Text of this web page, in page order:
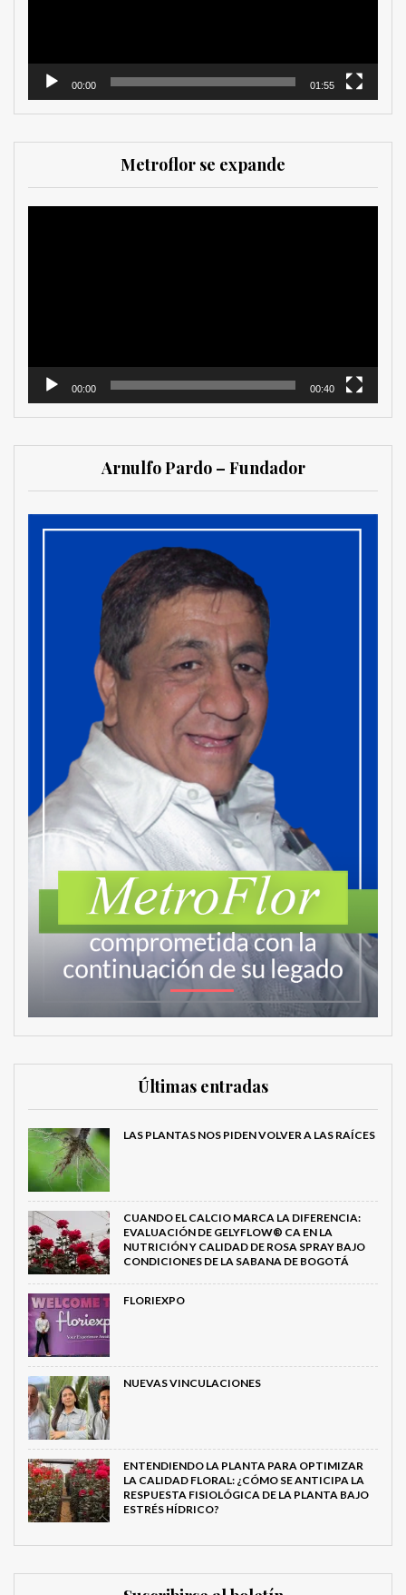
00:00 01:55
Metroflor se expande
00:00 00:40
Arnulfo Pardo – Fundador
Últimas entradas
LAS PLANTAS NOS PIDEN VOLVER A LAS RAÍCES
CUANDO EL CALCIO MARCA LA DIFERENCIA:
EVALUACIÓN DE GELYFLOW® CA EN LA
NUTRICIÓN Y CALIDAD DE ROSA SPRAY BAJO
CONDICIONES DE LA SABANA DE BOGOTÁ
FLORIEXPO
NUEVAS VINCULACIONES
ENTENDIENDO LA PLANTA PARA OPTIMIZAR
LA CALIDAD FLORAL: ¿CÓMO SE ANTICIPA LA
RESPUESTA FISIOLÓGICA DE LA PLANTA BAJO
ESTRÉS HÍDRICO?